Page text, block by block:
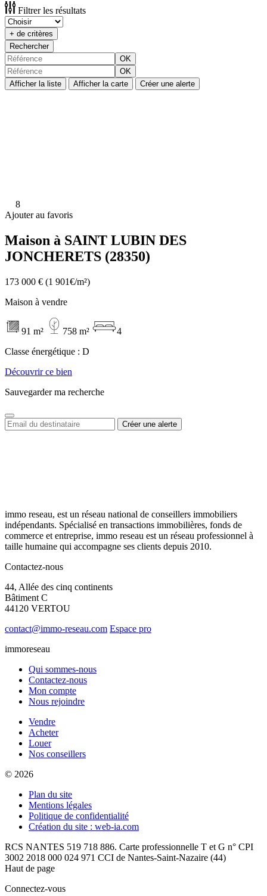
Filtrer les résultats
+ de critères
Rechercher
OK
OK
Afficher la liste
Afficher la carte Créer une alerte
8
Ajouter au favoris
Maison à SAINT LUBIN DES
JONCHERETS (28350)
173 000 € (1 901€/m²)
Maison à vendre
91 m² 758 m²
4
Classe énergétique : D
Découvrir ce bien
Sauvegarder ma recherche
immo reseau, est un réseau national de conseillers immobiliers
indépendants. Spécialisé en transactions immobilières, fonds de
commerce et entreprise, immo reseau est un réseau professionnel à
taille humaine qui accompagne ses clients depuis 2010.
Contactez-nous
44, Allée des cinq continents
Bâtiment C
44120 VERTOU
contact@immo-reseau.com Espace pro
immoreseau
Qui sommes-nous
Contactez-nous
Mon compte
Nous rejoindre
Vendre
Acheter
Louer
Nos conseillers
© 2026
Plan du site
Mentions légales
Politique de confidentialité
Création du site : web-ia.com
RCS NANTES 519 718 886. Carte professionnelle T et G n° CPI
3002 2018 000 024 971 CCI de Nantes-Saint-Nazaire (44)
Haut de page
Connectez-vous